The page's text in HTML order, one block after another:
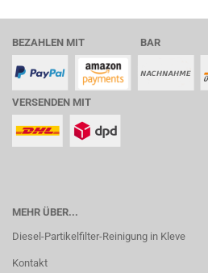
BEZAHLEN MIT BAR
VERSENDEN MIT
MEHR ÜBER...
Diesel-Partikelfilter-Reinigung in Kleve
Kontakt